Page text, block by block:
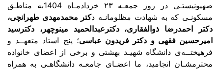
صهیونیستـی در روز جمعـه ۲۳ خردادمـاه 1404به مناطـق
که به شهادت مظلومانـه دکتر محمدمهدی طهرانچی،
احمدرضا ذوالفقاری، دکترعبدالحمید مینوچهر، دکترسید
فقهی و دکتر فریدون عباسی؛ پنج استاد متعهــد و
دانشگاه شهیـد بهشتی و برخی از اعضای خانواده‌
انجامید، ما اعضـای جامعـه دانشگاهـی به همراه